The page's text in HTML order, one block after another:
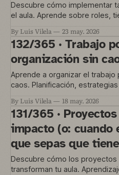
Descubre cómo implementar
el aula. Aprende sobre roles,
By Luis Vilela 23 may. 2026
132/365 · Trabajo
organización sin
Aprende a organizar el
caos. Planificación,
By Luis Vilela 18 may. 2026
131/365 ·
impacto (o: cuando
que sepas que
Descubre cómo los
transforman tu aula.